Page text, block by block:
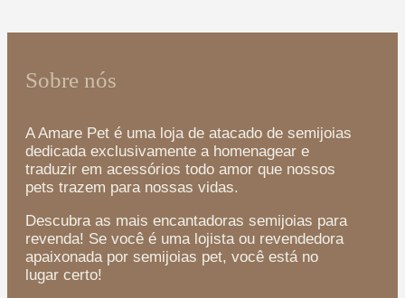
Sobre nós
A Amare Pet é uma loja de atacado de semijoias
dedicada exclusivamente a homenagear e
traduzir em acessórios todo amor que nossos
pets trazem para nossas vidas.
Descubra as mais encantadoras semijoias para
revenda! Se você é uma lojista ou revendedora
apaixonada por semijoias pet, você está no
lugar certo!